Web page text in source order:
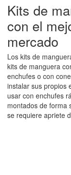
Kits de
con el
mercado
Los kits de
kits de manguera
enchufes o con
instalar sus propios
usar con enchufes
montados de forma
se requiere apriete